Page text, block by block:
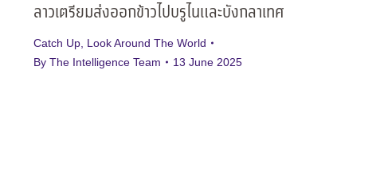
ลาวเตรียมส่งออกข้าวไปบรูไนและบังกลาเทศ
Catch Up Look Around The World
By The Intelligence Team 13 June 2025